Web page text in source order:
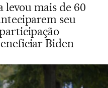
levou mais de 60
seu
Biden